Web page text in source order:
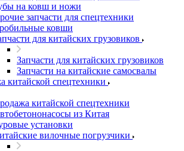
на ковш и ножи
запчасти для спецтехники
ковши
для китайских грузовиков
Запчасти для китайских грузовиков
Запчасти на китайские самосвалы
китайской спецтехники
китайской спецтехники
из Китая
установки
вилочные погрузчики